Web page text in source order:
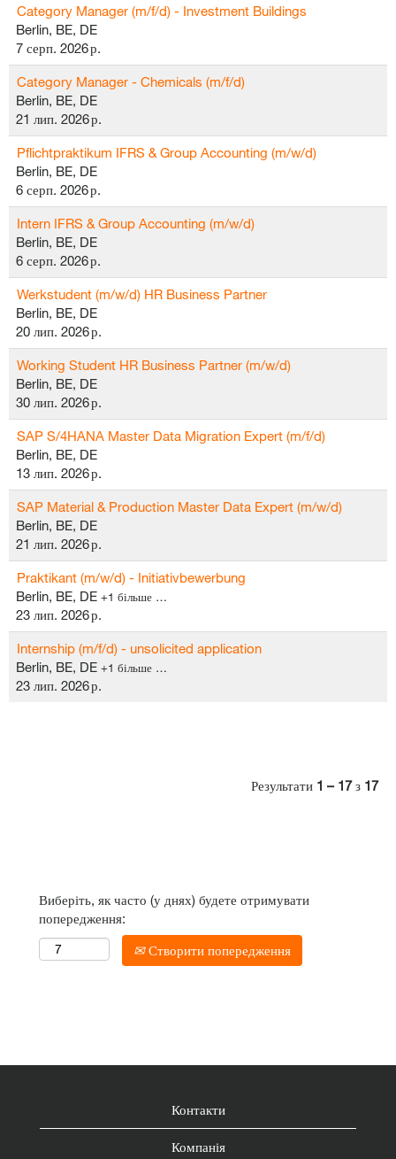
Category Manager (m/f/d) - Investment Buildings
Berlin, BE, DE
7 серп. 2026 р.
Category Manager - Chemicals (m/f/d)
Berlin, BE, DE
21 лип. 2026 р.
Pflichtpraktikum IFRS & Group Accounting (m/w/d)
Berlin, BE, DE
6 серп. 2026 р.
Intern IFRS & Group Accounting (m/w/d)
Berlin, BE, DE
6 серп. 2026 р.
Werkstudent (m/w/d) HR Business Partner
Berlin, BE, DE
20 лип. 2026 р.
Working Student HR Business Partner (m/w/d)
Berlin, BE, DE
30 лип. 2026 р.
SAP S/4HANA Master Data Migration Expert (m/f/d)
Berlin, BE, DE
13 лип. 2026 р.
SAP Material & Production Master Data Expert (m/w/d)
Berlin, BE, DE
21 лип. 2026 р.
Praktikant (m/w/d) - Initiativbewerbung
Berlin, BE, DE +1 більше …
23 лип. 2026 р.
Internship (m/f/d) - unsolicited application
Berlin, BE, DE +1 більше …
23 лип. 2026 р.
Результати 1 – 17з 17
Виберіть, як часто (у днях) будете отримувати
попередження:
Створити попередження
Контакти
Компанія